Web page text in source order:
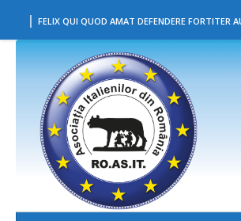
Skip to content
| FELIX QUI QUOD AMAT DEFENDERE FORTITER